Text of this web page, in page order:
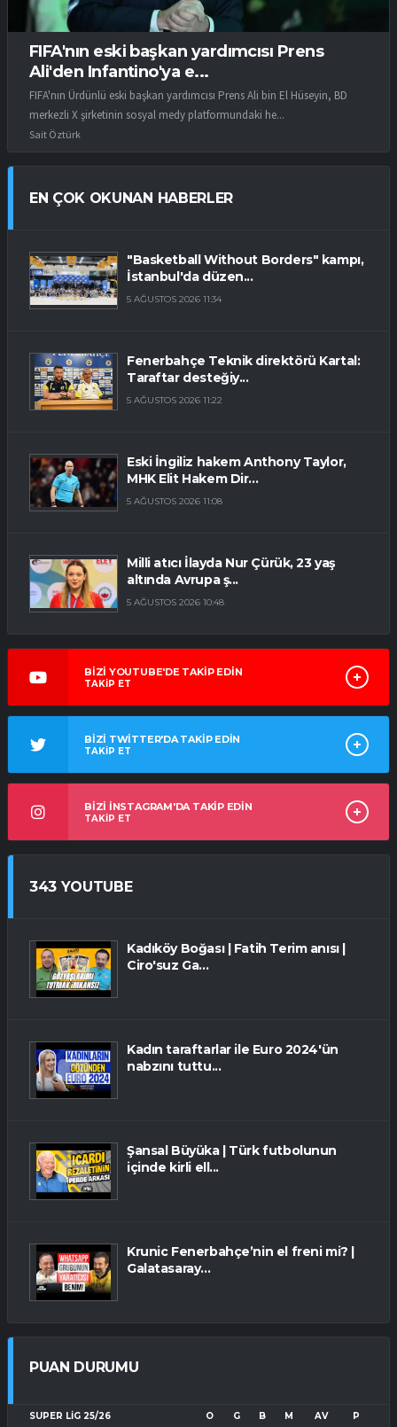
FIFA'nın eski başkan yardımcısı Prens
Ali'den Infantino'ya e...
FIFA'nın Ürdünlü eski başkan yardımcısı Prens Ali bin El Hüseyin, BD
merkezli X şirketinin sosyal medy platformundaki he...
Sait Öztürk
EN ÇOK OKUNAN HABERLER
"Basketball Without Borders" kampı,
İstanbul'da düzen...
5 AĞUSTOS 2026 11:34
Fenerbahçe Teknik direktörü Kartal:
Taraftar desteğiy...
5 AĞUSTOS 2026 11:22
Eski İngiliz hakem Anthony Taylor,
MHK Elit Hakem Dir...
5 AĞUSTOS 2026 11:08
Milli atıcı İlayda Nur Çürük, 23 yaş
altında Avrupa ş...
5 AĞUSTOS 2026 10:48
BİZİ YOUTUBE'DE TAKİP EDİN
TAKİP ET
BİZİ TWİTTER'DA TAKİP EDİN
TAKİP ET
BİZİ İNSTAGRAM'DA TAKİP EDİN
TAKİP ET
343 YOUTUBE
Kadıköy Boğası | Fatih Terim anısı |
Ciro'suz Ga...
Kadın taraftarlar ile Euro 2024'ün
nabzını tuttu...
Şansal Büyüka | Türk futbolunun
içinde kirli ell...
Krunic Fenerbahçe’nin el freni mi? |
Galatasaray...
PUAN DURUMU
SUPER LIG 25/26 O G B M AV P